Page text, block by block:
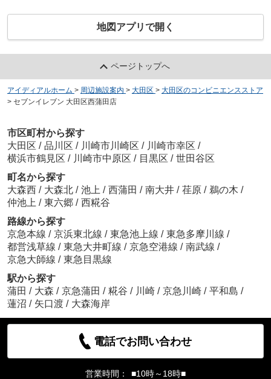
地図アプリで開く
ページトップへ
アイディアルホーム > 周辺施設案内 > 大田区 > 大田区のコンビニエンスストア
> セブンイレブン 大田区西蒲田店
市区町村から探す
大田区 / 品川区 / 川崎市川崎区 / 川崎市幸区 /
横浜市鶴見区 / 川崎市中原区 / 目黒区 / 世田谷区
町名から探す
大森西 / 大森北 / 池上 / 西蒲田 / 南大井 / 荏原 / 鵜の木 /
仲池上 / 東六郷 / 西糀谷
路線から探す
京急本線 / 京浜東北線 / 東急池上線 / 東急多摩川線 /
都営浅草線 / 東急大井町線 / 京急空港線 / 南武線 /
京急大師線 / 東急目黒線
駅から探す
蒲田 / 大森 / 京急蒲田 / 糀谷 / 川崎 / 京急川崎 / 平和島 /
蓮沼 / 矢口渡 / 大森海岸
電話でお問い合わせ
営業時間：
■10時～18時■